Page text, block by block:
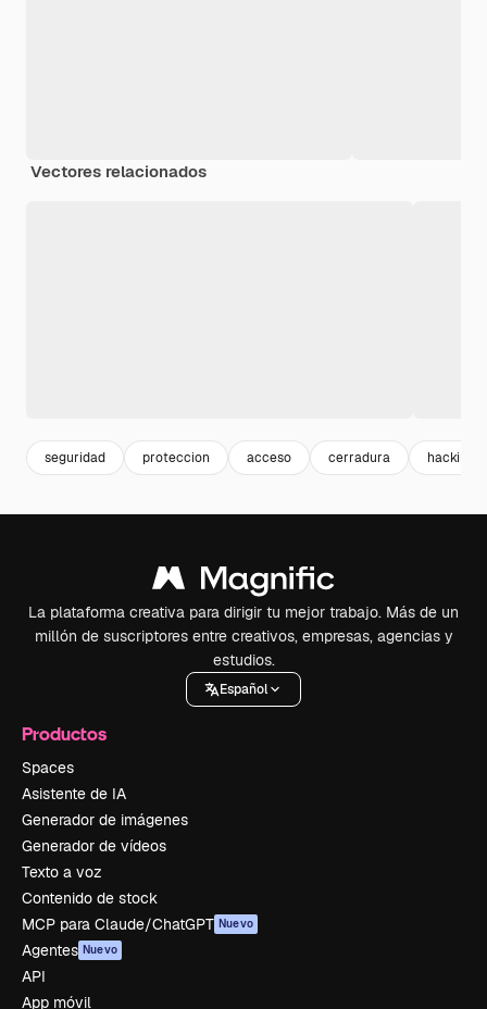
Vectores relacionados
seguridad proteccion acceso cerradura hacking
La plataforma creativa para dirigir tu mejor trabajo. Más de un
millón de suscriptores entre creativos, empresas, agencias y
estudios.
Español
Productos
Spaces
Asistente de IA
Generador de imágenes
Generador de vídeos
Texto a voz
Contenido de stock
MCP para Claude/ChatGPT Nuevo
Agentes Nuevo
API
App móvil